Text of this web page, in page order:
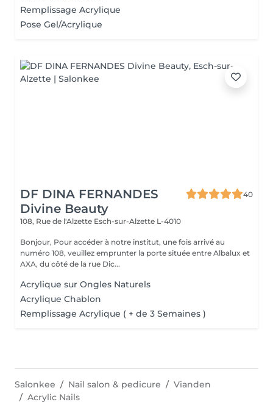
Remplissage Acrylique
Pose Gel/Acrylique
DF DINA FERNANDES
Divine Beauty
40
108, Rue de l'Alzette Esch-sur-Alzette L-4010
Bonjour, Pour accéder à notre institut, une fois arrivé au
numéro 108, veuillez emprunter la porte située entre Albalux et
AXA, du côté de la rue Dic...
Acrylique sur Ongles Naturels
Acrylique Chablon
Remplissage Acrylique ( + de 3 Semaines )
Salonkee Nail salon & pedicure
Vianden
Acrylic Nails